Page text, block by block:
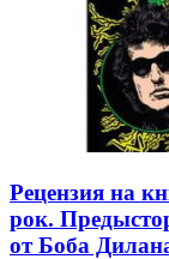
Рецензия на
рок.
от Боба